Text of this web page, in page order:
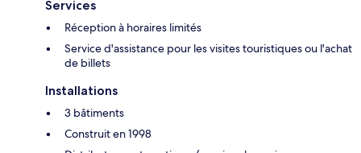
Services
Réception à horaires limités
Service d'assistance pour les visites touristiques ou l'achat
de billets
Installations
3 bâtiments
Construit en 1998